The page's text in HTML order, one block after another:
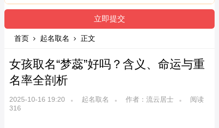
首页 起名取名 正文
女孩取名“梦蕊”好吗？含义、命运与重
名率全剖析
2025-10-16 19:20 起名取名 作者：流云居士
阅读
316